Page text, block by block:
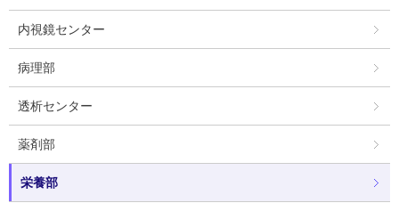
内視鏡センター
病理部
透析センター
薬剤部
栄養部